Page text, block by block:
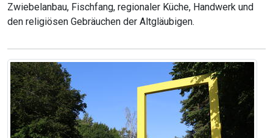
Zwiebelanbau, Fischfang, regionaler Küche, Handwerk und
den religiösen Gebräuchen der Altgläubigen.